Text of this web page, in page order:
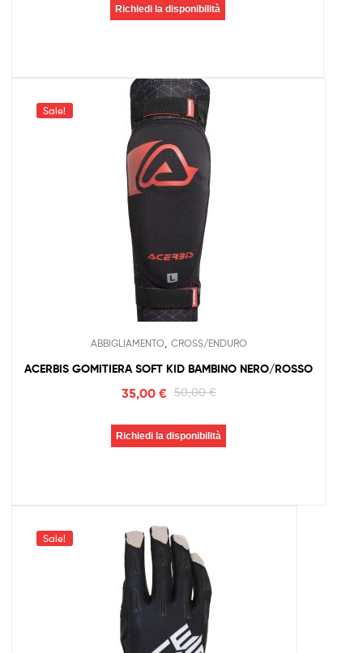
Richiedi la disponibilità
Sale!
ABBIGLIAMENTO CROSS/ENDURO
ACERBIS GOMITIERA SOFT KID BAMBINO NERO/ROSSO
50,00€
35,00 €
Richiedi la disponibilità
Sale!